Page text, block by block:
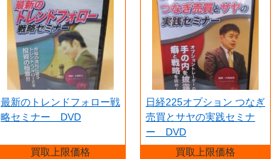
最新のトレンドフォロー戦
略セミナー DVD
買取上限価格
日経225オプション つなぎ
売買とサヤの実践セミナ
ー DVD
買取上限価格